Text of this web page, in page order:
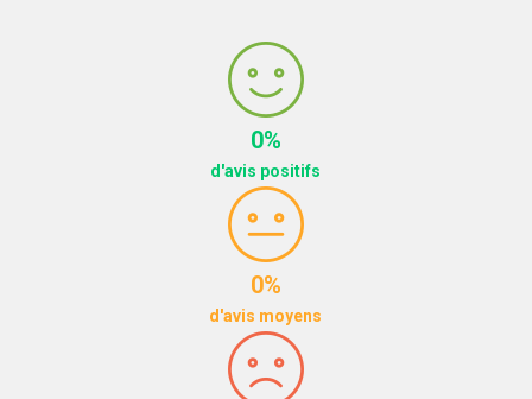
0%
d'avis positifs
0%
d'avis moyens